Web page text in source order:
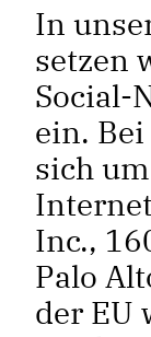
In
setzen
Social-
ein.
sich
Inc.,
Palo
der EU